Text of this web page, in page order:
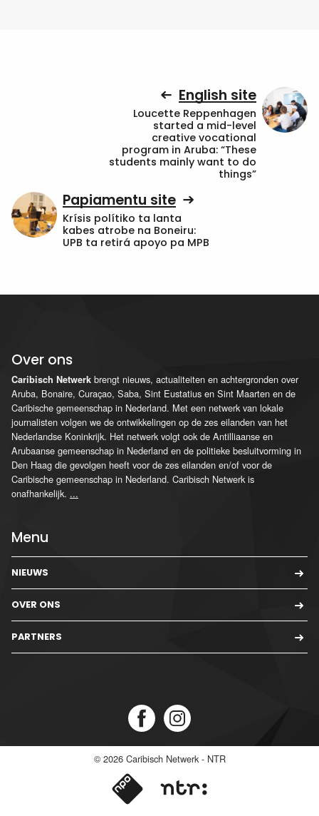
English site
Loucette Reppenhagen
started a mid-level
creative vocational
program in Aruba: “These
students mainly want to do
things”
Papiamentu site
Krísis polítiko ta lanta
kabes atrobe na Boneiru:
UPB ta retirá apoyo pa MPB
Over ons
Caribisch Netwerk brengt nieuws, actualiteiten en achtergronden over
Aruba, Bonaire, Curaçao, Saba, Sint Eustatius en Sint Maarten en de
Caribische gemeenschap in Nederland. Met een netwerk van lokale
journalisten volgen we de ontwikkelingen op de zes eilanden van het
Nederlandse Koninkrijk. Het netwerk volgt ook de Antilliaanse en
Arubaanse gemeenschap in Nederland en de politieke besluitvorming in
Den Haag die gevolgen heeft voor de zes eilanden en/of voor de
Caribische gemeenschap in Nederland. Caribisch Netwerk is
onafhankelijk. ...
Menu
NIEUWS
OVER ONS
PARTNERS
© 2026 Caribisch Netwerk - NTR